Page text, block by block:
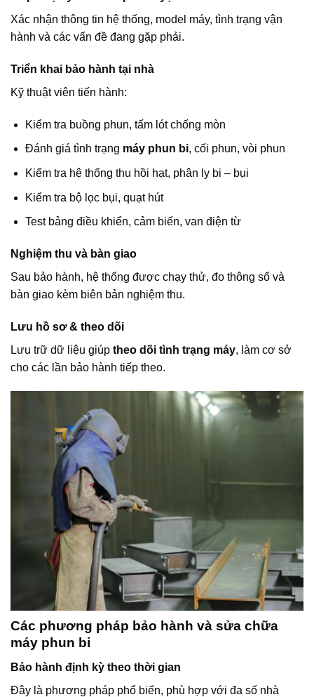
Xác nhận thông tin hệ thống, model máy, tình trạng vận
hành và các vấn đề đang gặp phải.
Triển khai bảo hành tại nhà
Kỹ thuật viên tiến hành:
Kiểm tra buồng phun, tấm lót chống mòn
Đánh giá tình trạng máy phun bi, cối phun, vòi phun
Kiểm tra hệ thống thu hồi hạt, phân ly bi – bụi
Kiểm tra bộ lọc bụi, quạt hút
Test bảng điều khiển, cảm biến, van điện từ
Nghiệm thu và bàn giao
Sau bảo hành, hệ thống được chạy thử, đo thông số và
bàn giao kèm biên bản nghiệm thu.
Lưu hồ sơ & theo dõi
Lưu trữ dữ liệu giúp theo dõi tình trạng máy, làm cơ sở
cho các lần bảo hành tiếp theo.
Các phương pháp bảo hành và sửa chữa
máy phun bi
Bảo hành định kỳ theo thời gian
Đây là phương pháp phổ biến, phù hợp với đa số nhà